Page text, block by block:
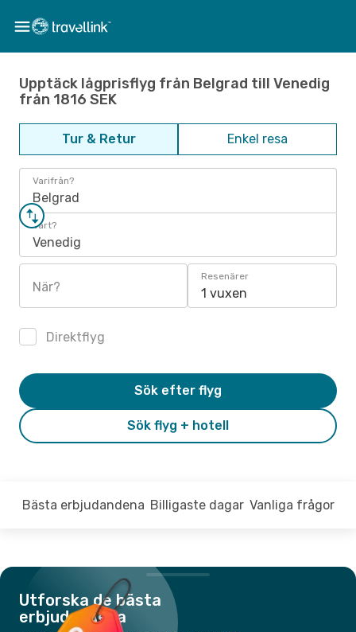
Upptäck lågprisflyg från Belgrad till Venedig
från 1816 SEK
Tur & Retur Enkel resa
Varifrån?
Belgrad
Vart?
Venedig
När?
Resenärer
1 vuxen
Direktflyg
Sök flyg + hotell
Sök efter flyg
Bästa erbjudandena Billigaste dagar Vanliga frågor
Utforska de bästa
erbjudandena